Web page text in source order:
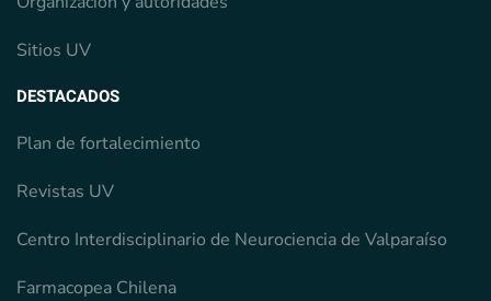
Sitios UV
DESTACADOS
Plan de fortalecimiento
Revistas UV
Centro Interdisciplinario de Neurociencia de Valparaíso
Farmacopea Chilena